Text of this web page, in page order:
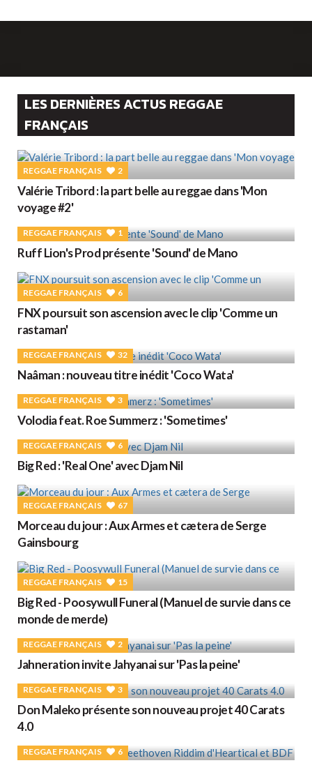
LES DERNIÈRES ACTUS REGGAE
FRANÇAIS
REGGAE FRANÇAIS 2
Valérie Tribord : la part belle au reggae dans 'Mon
voyage #2'
REGGAE FRANÇAIS 1
Ruff Lion's Prod présente 'Sound' de Mano
REGGAE FRANÇAIS 6
FNX poursuit son ascension avec le clip 'Comme un
rastaman'
REGGAE FRANÇAIS 32
Naâman : nouveau titre inédit 'Coco Wata'
REGGAE FRANÇAIS 3
Volodia feat. Roe Summerz : 'Sometimes'
REGGAE FRANÇAIS 6
Big Red : 'Real One' avec Djam Nil
REGGAE FRANÇAIS 67
Morceau du jour : Aux Armes et cætera de Serge
Gainsbourg
REGGAE FRANÇAIS 15
Big Red - Poosywull Funeral (Manuel de survie dans ce
monde de merde)
REGGAE FRANÇAIS 2
Jahneration invite Jahyanai sur 'Pas la peine'
REGGAE FRANÇAIS 3
Don Maleko présente son nouveau projet 40 Carats
4.0
REGGAE FRANÇAIS 6